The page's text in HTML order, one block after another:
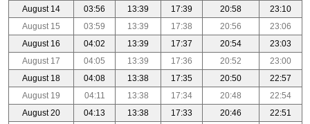
August 14
03:56 13:39 17:39 20:58
23:10
August 15
03:59 13:39 17:38 20:56
23:06
August 16
04:02 13:39 17:37 20:54
23:03
August 17
04:05 13:39 17:36 20:52
23:00
August 18
04:08 13:38 17:35 20:50
22:57
August 19
04:11 13:38 17:34 20:48
22:54
August 20
04:13 13:38 17:33 20:46
22:51